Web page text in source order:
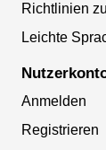
Richtlinien
Leichte
Anmelden
Registrieren